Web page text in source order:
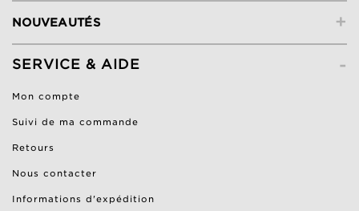
+
NOUVEAUTÉS
-
SERVICE & AIDE
Mon compte
Suivi de ma commande
Retours
Nous contacter
Informations d'expédition